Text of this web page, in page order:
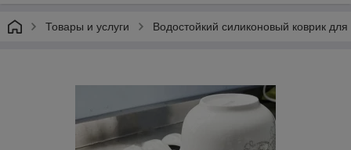
Товары и услуги Водостойкий силиконовый коврик